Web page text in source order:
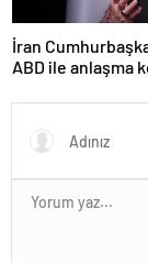
İran
ABD ile anlaşma